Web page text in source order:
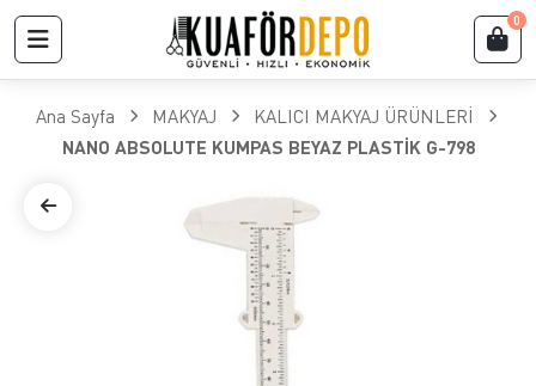
0
Ana Sayfa MAKYAJ
KALICI MAKYAJ ÜRÜNLERİ
NANO ABSOLUTE KUMPAS BEYAZ PLASTİK G-798